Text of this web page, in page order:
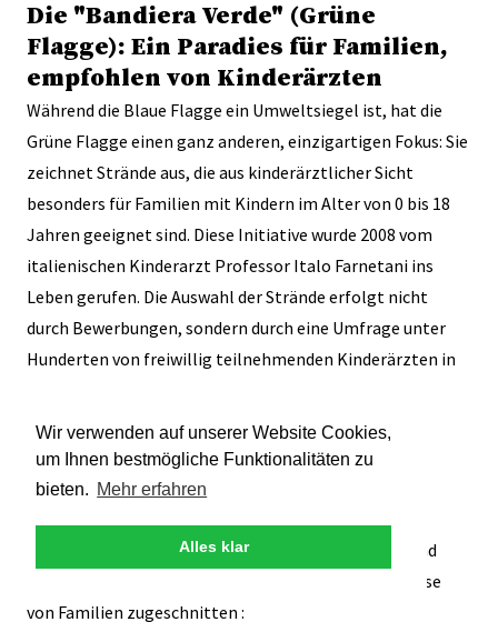
Wir verwenden auf unserer Website Cookies,
um Ihnen bestmögliche Funktionalitäten zu
bieten. Mehr erfahren
Alles klar
Die "Bandiera Verde" (Grüne
Flagge): Ein Paradies für Familien,
empfohlen von Kinderärzten
Während die Blaue Flagge ein Umweltsiegel ist, hat die
Grüne Flagge einen ganz anderen, einzigartigen Fokus: Sie
zeichnet Strände aus, die aus kinderärztlicher Sicht
besonders für Familien mit Kindern im Alter von 0 bis 18
Jahren geeignet sind. Diese Initiative wurde 2008 vom
italienischen Kinderarzt Professor Italo Farnetani ins
Leben gerufen. Die Auswahl der Strände erfolgt nicht
durch Bewerbungen, sondern durch eine Umfrage unter
Hunderten von freiwillig teilnehmenden Kinderärzten in
Fachexpertise abgeben.
Die Checkliste der Pädiater – Was einen Strand
kinderfreundlich macht
Die Kriterien für die Verleihung der Grünen Flagge sind
äußerst praxisorientiert und auf die realen Bedürfnisse
von Familien zugeschnitten :